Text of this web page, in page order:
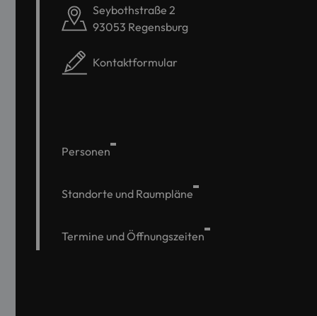
Seybothstraße 2
93053 Regensburg
Kontaktformular
Personen
Standorte und Raumpläne
Termine und Öffnungszeiten